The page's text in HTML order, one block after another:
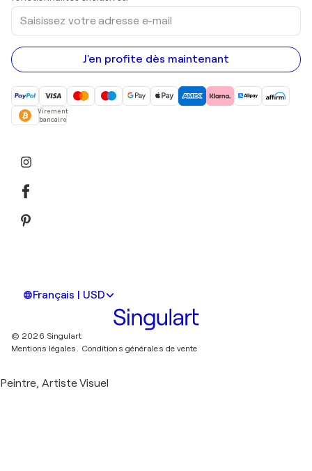
Saisissez
votre
adresse
e-
mail
J'en profite dès maintenant
Virement
bancaire
Français | USD
© 2026 Singulart
Mentions légales.
Conditions générales de vente
Peintre, Artiste Visuel